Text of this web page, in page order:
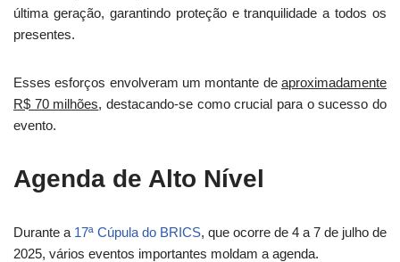
última geração, garantindo proteção e tranquilidade a todos os
presentes.
Esses esforços envolveram um montante de aproximadamente
R$ 70 milhões, destacando-se como crucial para o sucesso do
evento.
Agenda de Alto Nível
Durante a 17ª Cúpula do BRICS, que ocorre de 4 a 7 de julho de
2025, vários eventos importantes moldam a agenda.